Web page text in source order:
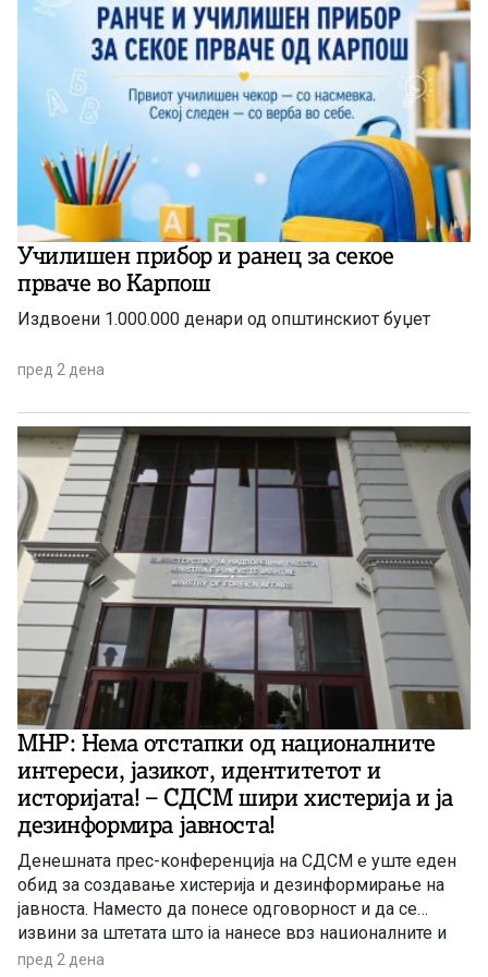
Училишен прибор и ранец за секое
прваче во Карпош
Издвоени 1.000.000 денари од општинскиот буџет
пред 2 дена
МНР: Нема отстапки од националните
интереси, јазикот, идентитетот и
историјата! – СДСМ шири хистерија и ја
дезинформира јавноста!
Денешната прес-конференција на СДСМ е уште еден
обид за создавање хистерија и дезинформирање на
јавноста. Наместо да понесе одговорност и да се
извини за штетата што ја нанесе врз националните и
надворешнополитичките позиции на државата, СДСМ
пред 2 дена